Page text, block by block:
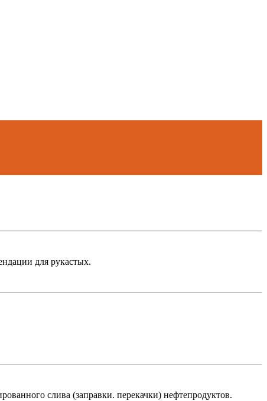
для рукастых.
слива (заправки. перекачки) нефтепродуктов.